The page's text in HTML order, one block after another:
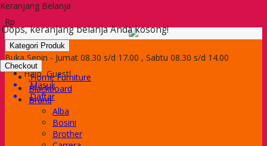
Halo, Guest!
Masuk
Daftar
Rp
Keranjang Belanja
Oops, keranjang belanja Anda kosong!
Checkout
Kategori Produk
Buka Senin - Jumat 08.30 s/d 17.00 , Sabtu 08.30 s/d 14.00
.Home Furniture
Blackboard
Brand
Alba
Bosini
Brother